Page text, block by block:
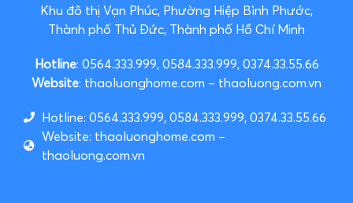
Khu đô thị Vạn Phúc, Phường Hiệp Bình Phước,
Thành phố Thủ Đức, Thành phố Hồ Chí Minh
Hotline: 0564.333.999, 0584.333.999, 0374.33.55.66
Website: thaoluonghome.com – thaoluong.com.vn
Hotline: 0564.333.999, 0584.333.999, 0374.33.55.66
Website: thaoluonghome.com –
thaoluong.com.vn